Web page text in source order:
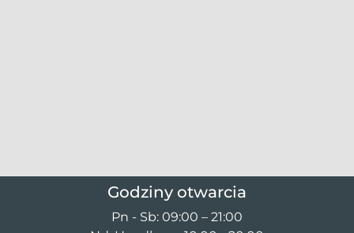
Godziny otwarcia
Pn - Sb: 09:00 – 21:00